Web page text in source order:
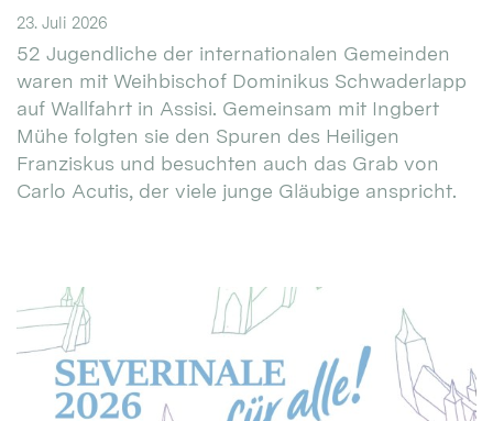
23. Juli 2026
52 Jugendliche der internationalen Gemeinden
waren mit Weihbischof Dominikus Schwaderlapp
auf Wallfahrt in Assisi. Gemeinsam mit Ingbert
Mühe folgten sie den Spuren des Heiligen
Franziskus und besuchten auch das Grab von
Carlo Acutis, der viele junge Gläubige anspricht.